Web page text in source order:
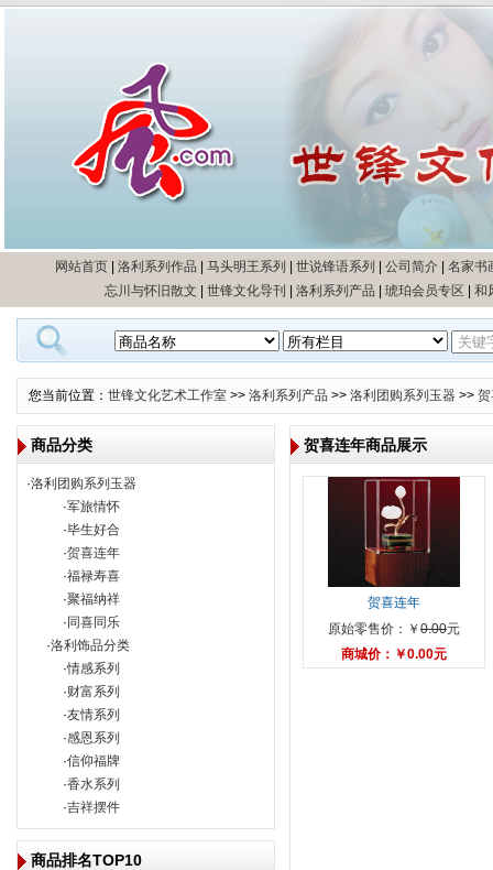
网站首页 洛利系列作品 马头明王系列 世说锋语系列 公司简介
名家书
忘川与怀旧散文
世锋文化导刊 洛利系列产品 琥珀会员专区 和
您当前位置： 世锋文化艺术工作室 >> 洛利系列产品 >> 洛利团购系列玉器 >>
商品分类
·洛利团购系列玉器
·军旅情怀
·毕生好合
·贺喜连年
·福禄寿喜
·聚福纳祥
· 同喜同乐
·洛利饰品分类
·情感系列
·财富系列
·友情系列
·感恩系列
·信仰福牌
·香水系列
·吉祥摆件
商品排名TOP10
贺喜连年商品展示
贺喜连年
原始零售价：￥0.00元
商城价：￥0.00元